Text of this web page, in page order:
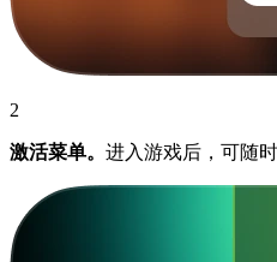
2
激活菜单。 进入游戏后，可随